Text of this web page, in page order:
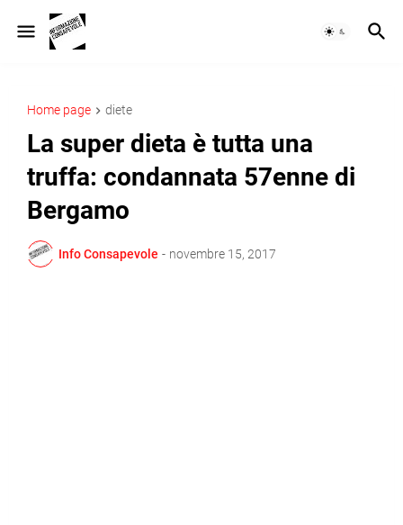
Home page diete
La super dieta è tutta una
truffa: ​condannata 57enne di
Bergamo
Info Consapevole - novembre 15, 2017